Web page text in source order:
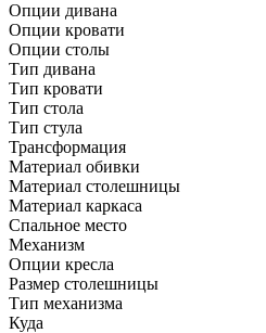
Опции дивана
Опции кровати
Опции столы
Тип дивана
Тип кровати
Тип стола
Тип стула
Трансформация
Материал обивки
Материал столешницы
Материал каркаса
Спальное место
Механизм
Опции кресла
Размер столешницы
Тип механизма
Куда